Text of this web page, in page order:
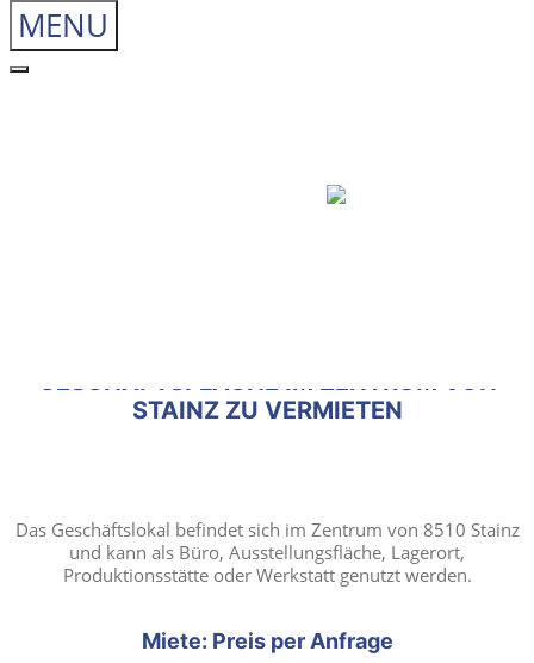
MENU
GESCHÄFTSFLÄCHE IM ZENTRUM VON
STAINZ ZU VERMIETEN
Das Geschäftslokal befindet sich im Zentrum von 8510 Stainz
und kann als Büro, Ausstellungsfläche, Lagerort,
Produktionsstätte oder Werkstatt genutzt werden.
Miete: Preis per Anfrage